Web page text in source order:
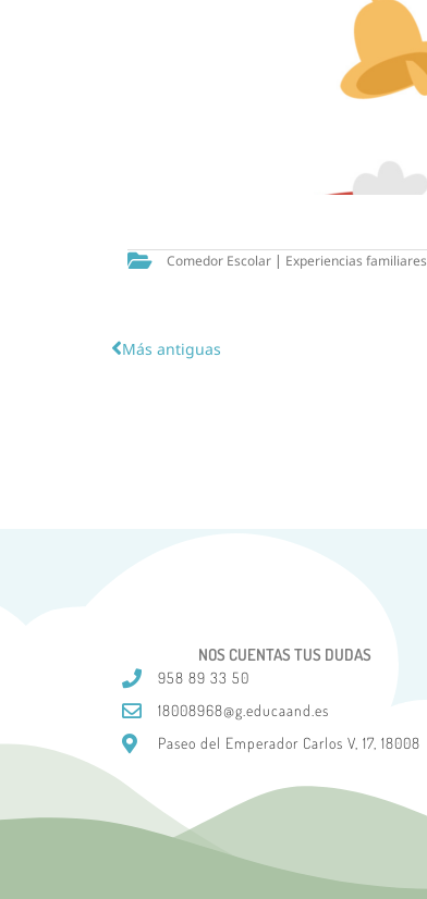
Comedor Escolar| Experiencias familiares
Más antiguas
NOS CUENTAS TUS DUDAS
958 89 33 50
18008968@g.educaand.es
Paseo del Emperador Carlos V, 17, 18008